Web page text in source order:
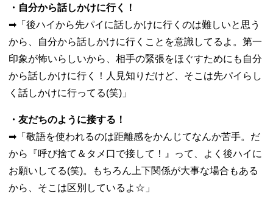
・自分から話しかけに行く！
➡︎「後ハイから先パイに話しかけに行くのは難しいと思う
から、自分から話しかけに行くことを意識してるよ。第一
印象が怖いらしいから、相手の緊張をほぐすためにも自分
から話しかけに行く！人見知りだけど、そこは先パイらし
く話しかけに行ってる(笑)」
・友だちのように接する！
➡︎「敬語を使われるのは距離感をかんじてなんか苦手。だ
から『呼び捨て＆タメ口で接して！』って、よく後ハイに
お願いしてる(笑)。もちろん上下関係が大事な場合もある
から、そこは区別しているよ☆」